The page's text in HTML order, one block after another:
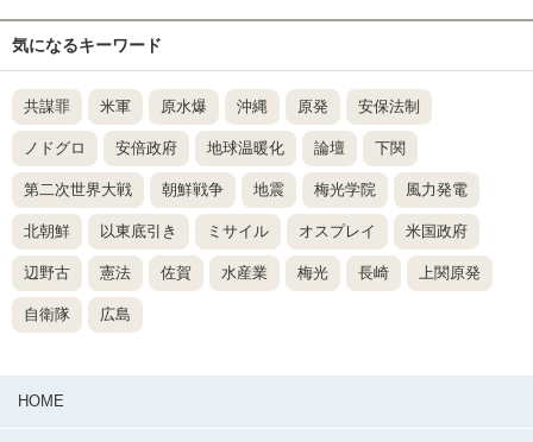
気になるキーワード
共謀罪 米軍 原水爆 沖縄 原発 安保法制
ノドグロ 安倍政府 地球温暖化 論壇 下関
第二次世界大戦 朝鮮戦争 地震 梅光学院 風力発電
北朝鮮 以東底引き ミサイル オスプレイ 米国政府
辺野古 憲法 佐賀 水産業 梅光 長崎 上関原発
自衛隊 広島
HOME